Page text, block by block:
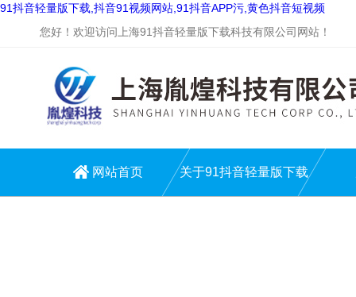
91抖音轻量版下载,抖音91视频网站,91抖音APP污,黄色抖音短视频
您好！欢迎访问上海91抖音轻量版下载科技有限公司网站！
网站首页 关于91抖音轻量版下载